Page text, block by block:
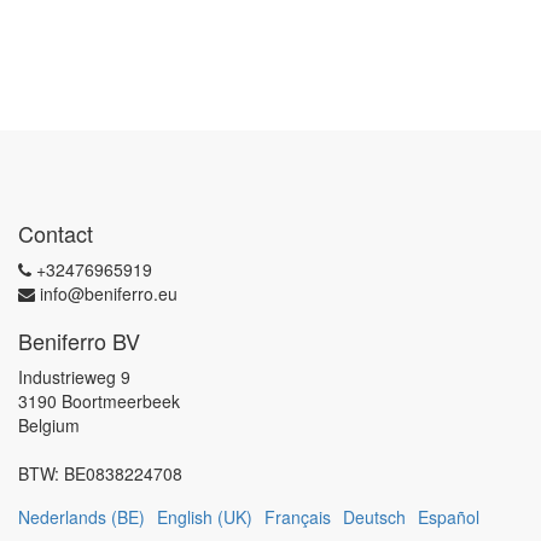
Contact
+32476965919
info@beniferro.eu
Beniferro BV
Industrieweg 9
3190 Boortmeerbeek
Belgium
BTW: BE0838224708
Nederlands (BE) English (UK) Français Deutsch Español